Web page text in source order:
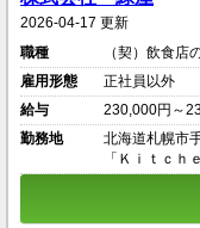
2026-04-17 更新
職種
（契）飲食店
雇用形態
正社員以外
給与
230,000円～
勤務地
北海道札幌市
「Ｋｉｔｃｈ